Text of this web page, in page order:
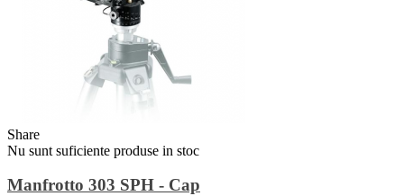
Share
Nu sunt suficiente produse in stoc
Manfrotto 303 SPH - Cap